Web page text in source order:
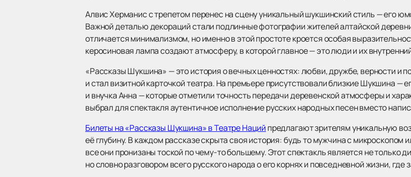
Алвис Херманис с трепетом перенес на сцену уникальный шукшинский стиль — его
Важной деталью декораций стали подлинные фотографии жителей алтайской
отличается минимализмом, но именно в этой простоте кроется особая
керосиновая лампа создают атмосферу, в которой главное — это люди и их
«Рассказы Шукшина» — это история о вечных ценностях: любви, дружбе, верности и
и стал визитной карточкой театра. На премьере присутствовали близкие Шукшина
и внучка Анна — которые отметили точность передачи деревенской атмосферы и
выбрал для спектакля аутентичное исполнение русских народных песен вместо
Билеты на «Рассказы Шукшина» в Театре Наций предлагают зрителям уникальную
её глубину. В каждом рассказе скрыта своя история: будь то мужчина с микроскопом
все они пронизаны тоской по чему-то большему. Этот спектакль является не только
но словно разговором всего русского народа о его корнях и повседневной жизни,